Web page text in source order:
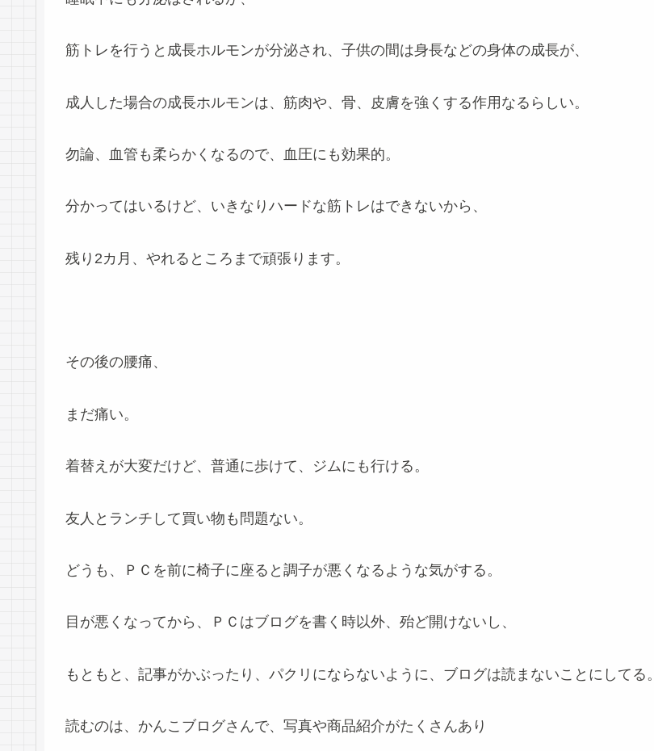
筋トレを行うと成長ホルモンが分泌され、子供の間は身長などの身体の成長が、
成人した場合の成長ホルモンは、筋肉や、骨、皮膚を強くする作用なるらしい。
勿論、血管も柔らかくなるので、血圧にも効果的。
分かってはいるけど、いきなりハードな筋トレはできないから、
残り2カ月、やれるところまで頑張ります。
その後の腰痛、
まだ痛い。
着替えが大変だけど、普通に歩けて、ジムにも行ける。
友人とランチして買い物も問題ない。
どうも、ＰＣを前に椅子に座ると調子が悪くなるような気がする。
目が悪くなってから、ＰＣはブログを書く時以外、殆ど開けないし、
もともと、記事がかぶったり、パクリにならないように、ブログは読まないことにしてる。
読むのは、かんこブログさんで、写真や商品紹介がたくさんあり